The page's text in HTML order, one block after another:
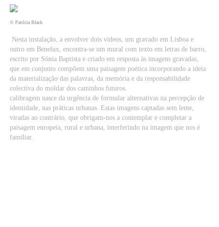
© Patrícia Black
Nesta instalação, a envolver dois vídeos, um gravado em Lisboa e
outro em Benelux, encontra-se um mural com texto em letras de barro,
escrito por Sónia Baptista e criado em resposta às imagens gravadas,
que em conjunto compõem uma paisagem poética incorporando a ideia
da materialização das palavras, da memória e da responsabilidade
colectiva do moldar dos caminhos futuros.
calibragem nasce da urgência de formular alternativas na percepção de
identidade, nas práticas urbanas. Estas imagens captadas sem lente,
viradas ao contrário, que obrigam-nos a contemplar e completar a
paisagem europeia, rural e urbana, interferindo na imagem que nos é
familiar.